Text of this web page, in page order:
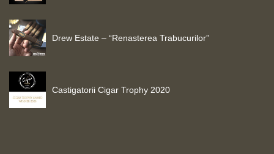
Drew Estate – “Renasterea Trabucurilor”
Castigatorii Cigar Trophy 2020